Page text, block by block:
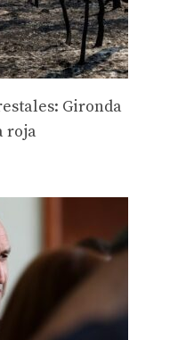
Gironda
roja